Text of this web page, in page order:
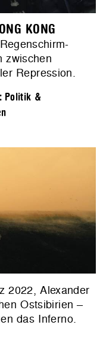
KONG
zwischen
Repression.
Politik &
2022, Alexander
Ostsibirien –
das Inferno.